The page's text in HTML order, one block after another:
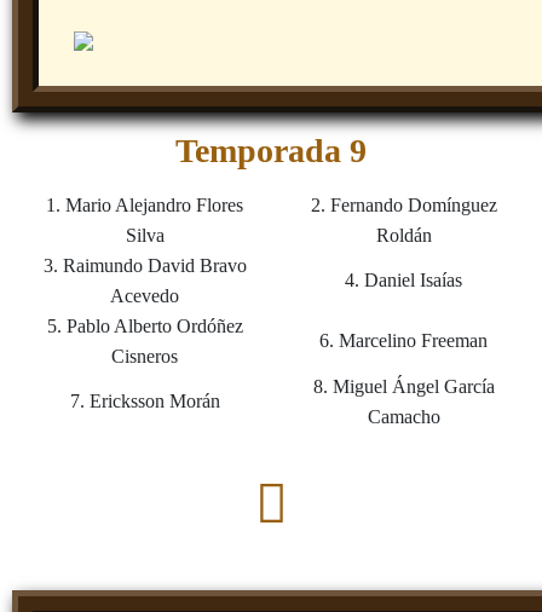
Temporada 9
1. Mario Alejandro Flores
Silva
2. Fernando Domínguez
Roldán
3. Raimundo David Bravo
Acevedo
4. Daniel Isaías
5. Pablo Alberto Ordóñez
Cisneros
6. Marcelino Freeman
7. Ericksson Morán
8. Miguel Ángel García
Camacho